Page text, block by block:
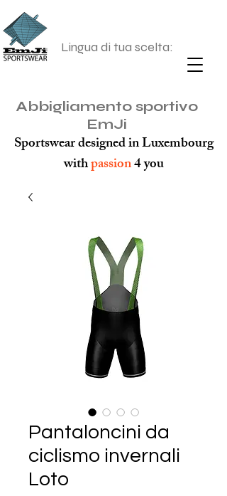
Lingua di tua scelta:
Abbigliamento sportivo
EmJi
Sportswear designed in Luxembourg
withpassion4 you
Pantaloncini da
ciclismo invernali
Loto